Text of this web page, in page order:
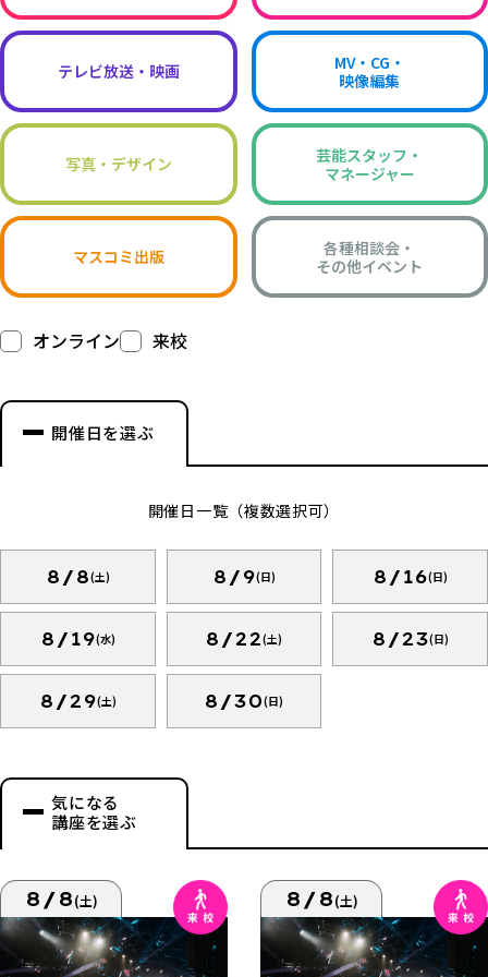
テレビ放送・映画
MV・CG・
映像編集
写真・デザイン
芸能スタッフ・
マネージャー
マスコミ出版
各種相談会・
その他イベント
オンライン 来校
開催日を選ぶ
開催日一覧（複数選択可）
8/8(土) 8/9(日) 8/16(日)
8/19(水) 8/22(土) 8/23(日)
8/29(土) 8/30(日)
気になる
講座を選ぶ
8/8(土) 8/8(土)